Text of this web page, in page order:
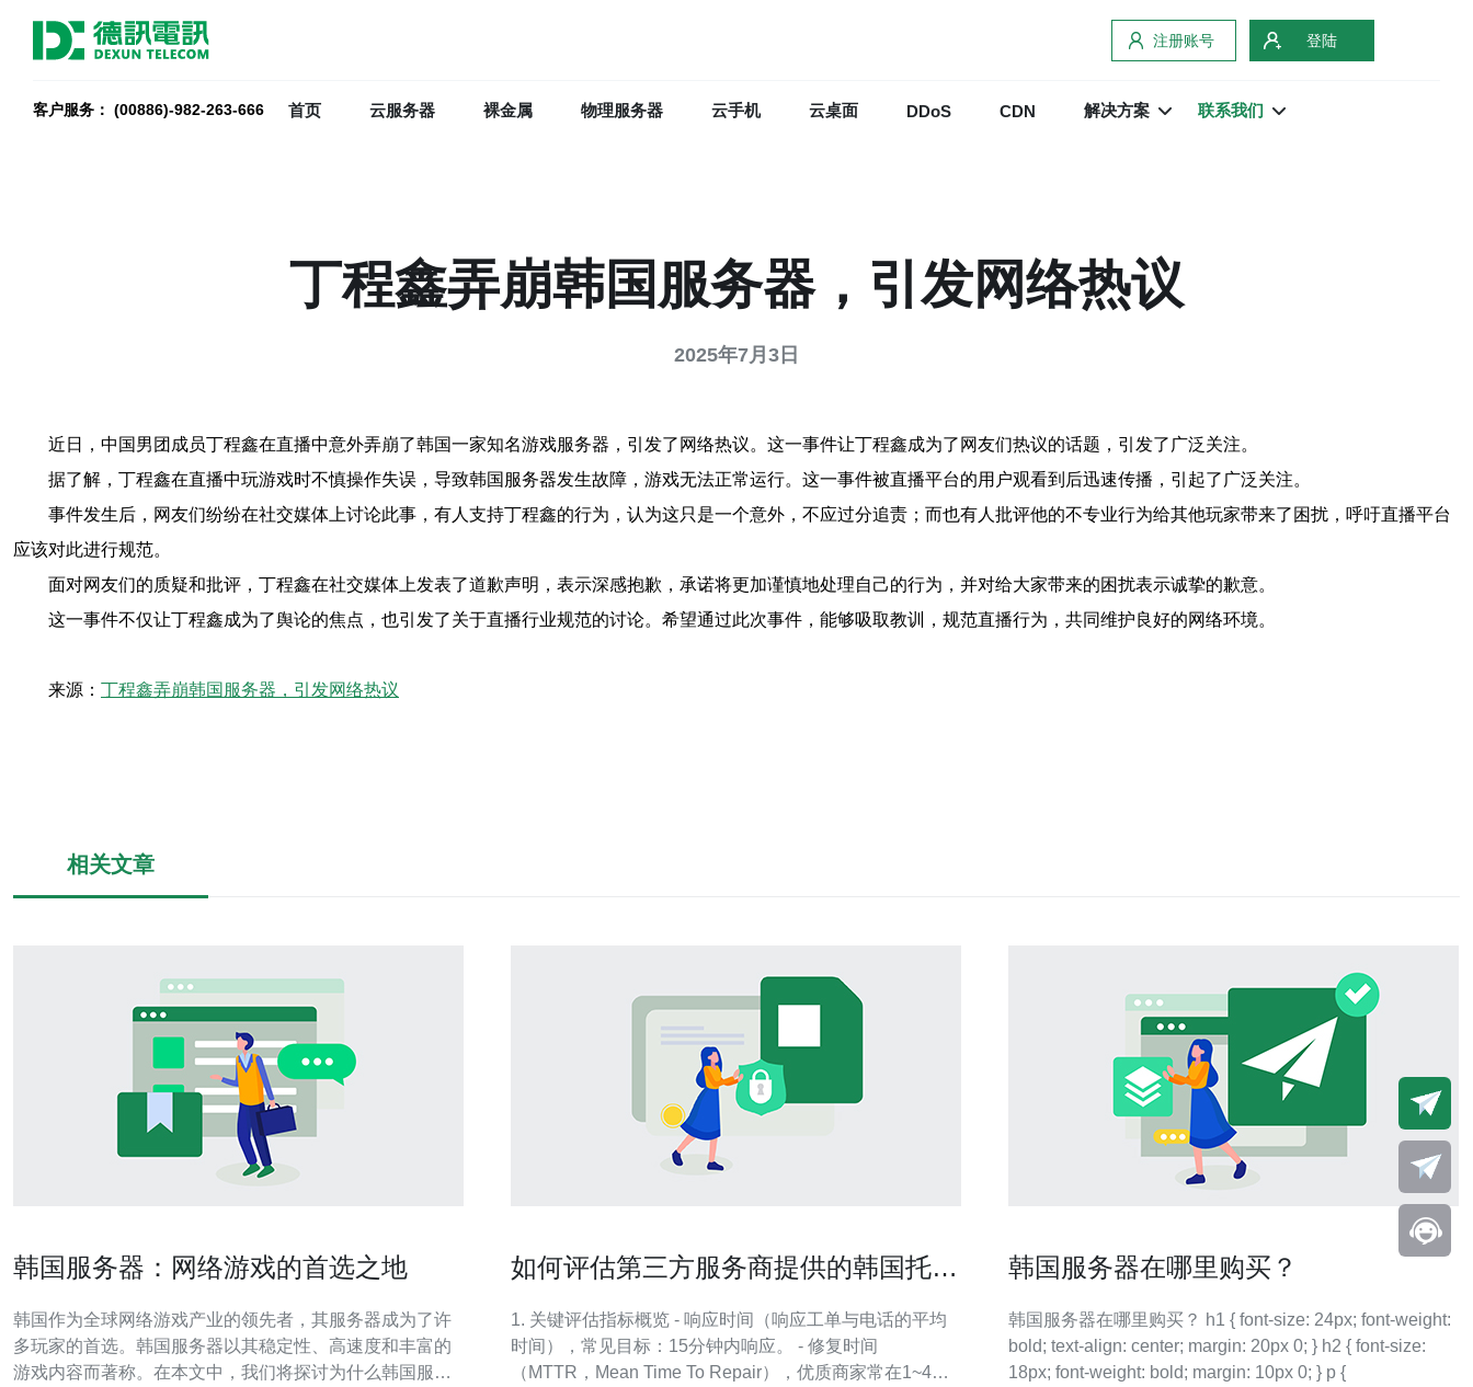
注册账号 登陆
客户服务： (00886)-982-263-666 首页 云服务器 裸金属 物理服务器 云手机 云桌面 DDoS CDN 解决方案 联系我们
丁程鑫弄崩韩国服务器，引发网络热议
2025年7月3日
近日，中国男团成员丁程鑫在直播中意外弄崩了韩国一家知名游戏服务器，引发了网络热议。这一事件让丁程鑫成为了网友们热议的话题，引发了广泛关注。
据了解，丁程鑫在直播中玩游戏时不慎操作失误，导致韩国服务器发生故障，游戏无法正常运行。这一事件被直播平台的用户观看到后迅速传播，引起了广泛关注。
事件发生后，网友们纷纷在社交媒体上讨论此事，有人支持丁程鑫的行为，认为这只是一个意外，不应过分追责；而也有人批评他的不专业行为给其他玩家带来了困扰，呼吁直播平台
应该对此进行规范。
面对网友们的质疑和批评，丁程鑫在社交媒体上发表了道歉声明，表示深感抱歉，承诺将更加谨慎地处理自己的行为，并对给大家带来的困扰表示诚挚的歉意。
这一事件不仅让丁程鑫成为了舆论的焦点，也引发了关于直播行业规范的讨论。希望通过此次事件，能够吸取教训，规范直播行为，共同维护良好的网络环境。
来源： 丁程鑫弄崩韩国服务器，引发网络热议
相关文章
韩国服务器：网络游戏的首选之地
韩国作为全球网络游戏产业的领先者，其服务器成为了许
多玩家的首选。韩国服务器以其稳定性、高速度和丰富的
游戏内容而著称。在本文中，我们将探讨为什么韩国服务
如何评估第三方服务商提供的韩国托管
1. 关键评估指标概览 - 响应时间（响应工单与电话的平均
时间），常见目标：15分钟内响应。 - 修复时间
（MTTR，Mean Time To Repair），优质商家常在1~4小
韩国服务器在哪里购买？
韩国服务器在哪里购买？ h1 { font-size: 24px; font-weight:
bold; text-align: center; margin: 20px 0; } h2 { font-size:
18px; font-weight: bold; margin: 10px 0; } p {